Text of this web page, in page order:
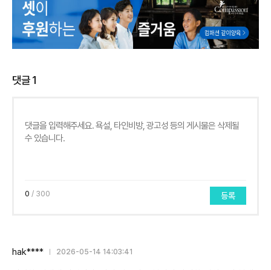
댓글1
0 / 300 등록
hak**** 2026-05-14 14:03:41